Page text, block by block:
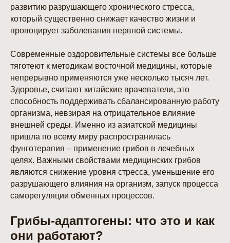
развитию разрушающего хронического стресса,
который существенно снижает качество жизни и
провоцирует заболевания нервной системы.
Современные оздоровительные системы все больше
тяготеют к методикам восточной медицины, которые
непрерывно применяются уже несколько тысяч лет.
Здоровье, считают китайские врачеватели, это
способность поддерживать сбалансированную работу
организма, невзирая на отрицательное влияние
внешней среды. Именно из азиатской медицины
пришла по всему миру распространилась
фунготерапия – применение грибов в лечебных
целях. Важными свойствами медицинских грибов
являются снижение уровня стресса, уменьшение его
разрушающего влияния на организм, запуск процесса
саморегуляции обменных процессов.
Грибы-адаптогены: что это и как
они работают?